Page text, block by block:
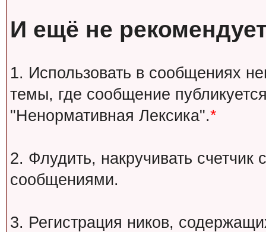
И ещё не
1. Использовать в сообщениях
темы, где сообщение
"Ненормативная Лексика".*
2. Флудить, накручивать
сообщениями.
3. Регистрация ников,